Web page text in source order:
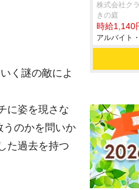
く謎の敵によ
に姿を現さな
うのかを問いか
た過去を持つ
株式会社ク
きの庭
時給1,140
アルバイト